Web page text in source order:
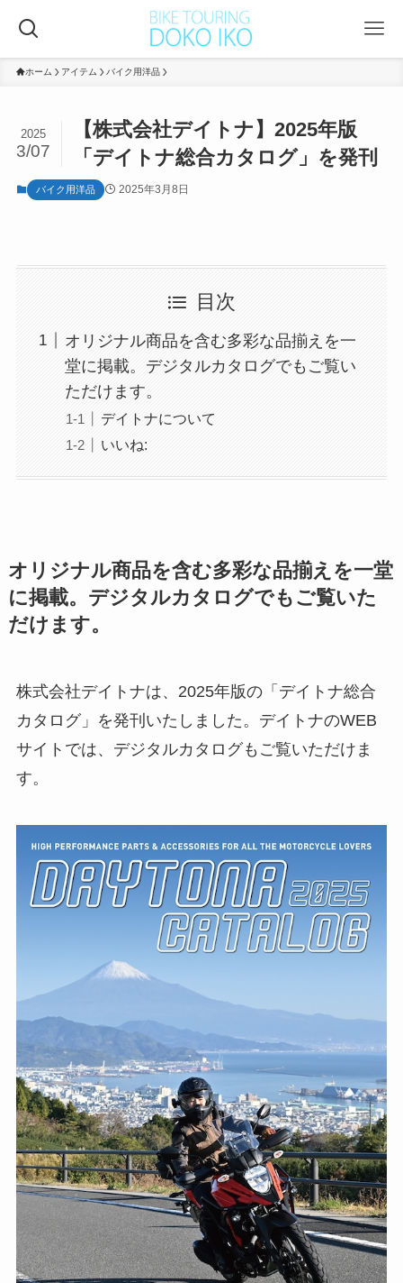
ホーム アイテム バイク用洋品
【株式会社デイトナ】2025年版
「デイトナ総合カタログ」を発刊
2025
3/07
バイク用洋品 2025年3月8日
目次
オリジナル商品を含む多彩な品揃えを一
堂に掲載。デジタルカタログでもご覧い
ただけます。
デイトナについて
いいね:
オリジナル商品を含む多彩な品揃えを一堂
に掲載。デジタルカタログでもご覧いた
だけます。
株式会社デイトナは、2025年版の「デイトナ総合
カタログ」を発刊いたしました。デイトナのWEB
サイトでは、デジタルカタログもご覧いただけま
す。